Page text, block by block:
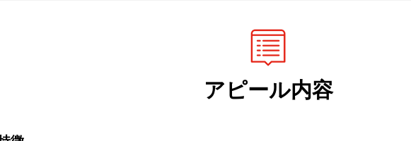
アピール内容